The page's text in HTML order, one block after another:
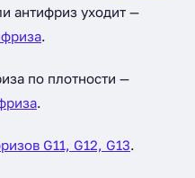
антифриз уходит —
.
по плотности —
.
G11, G12, G13.